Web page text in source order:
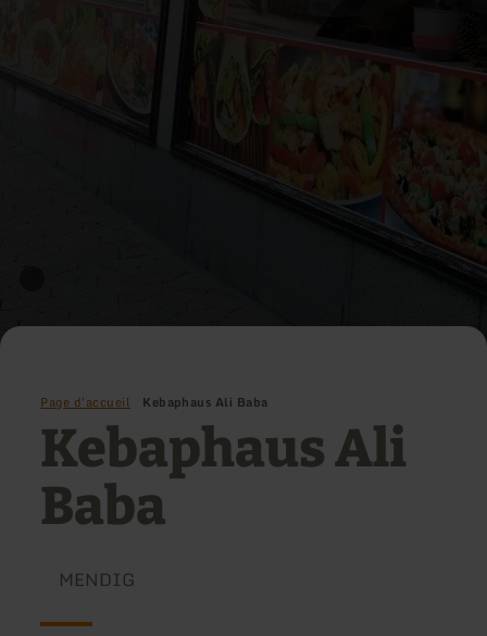
Page d'accueil Kebaphaus Ali Baba
Kebaphaus Ali
Baba
MENDIG